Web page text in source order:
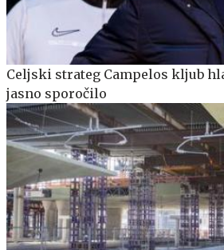
Celjski strateg Campelos kljub
jasno sporočilo